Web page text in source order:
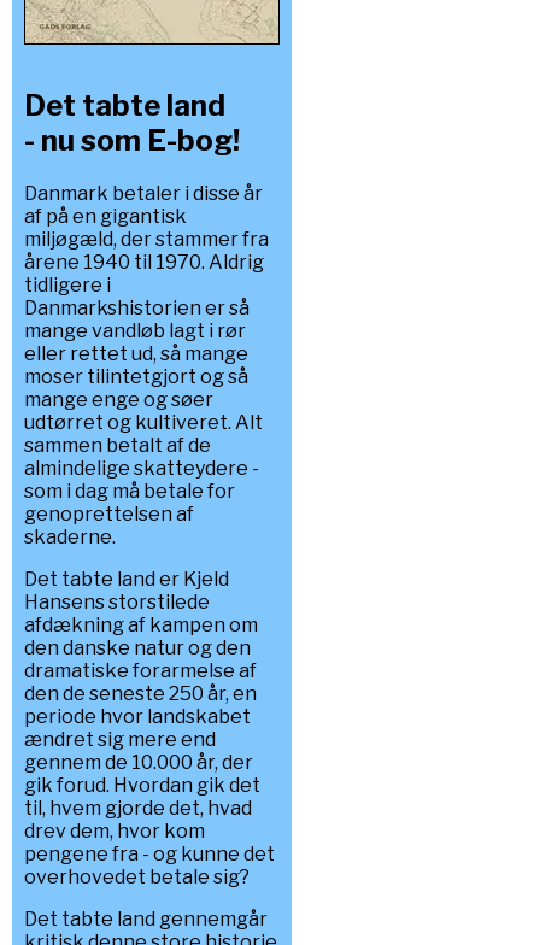
Det tabte land
- nu som E-bog!
Danmark betaler i disse år
af på en gigantisk
miljøgæld, der stammer fra
årene 1940 til 1970. Aldrig
tidligere i
Danmarkshistorien er så
mange vandløb lagt i rør
eller rettet ud, så mange
moser tilintetgjort og så
mange enge og søer
udtørret og kultiveret. Alt
sammen betalt af de
almindelige skatteydere -
som i dag må betale for
genoprettelsen af
skaderne.
Det tabte land er Kjeld
Hansens storstilede
afdækning af kampen om
den danske natur og den
dramatiske forarmelse af
den de seneste 250 år, en
periode hvor landskabet
ændret sig mere end
gennem de 10.000 år, der
gik forud. Hvordan gik det
til, hvem gjorde det, hvad
drev dem, hvor kom
pengene fra - og kunne det
overhovedet betale sig?
Det tabte land gennemgår